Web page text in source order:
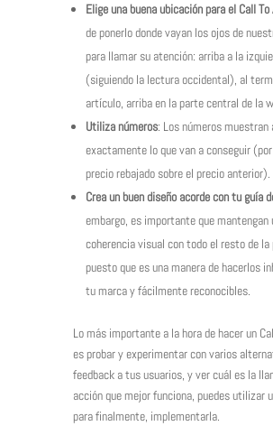
Elige una buena ubicación para el Call
de ponerlo donde vayan los ojos de
para llamar su atención: arriba a la
(siguiendo la lectura occidental), al
artículo, arriba en la parte central de la
Utiliza números: Los números muestran
exactamente lo que van a conseguir
precio rebajado sobre el precio anterior).
Crea un buen diseño acorde con tu guía
embargo, es importante que mantengan
coherencia visual con todo el resto de la
puesto que es una manera de hacerlos
tu marca y fácilmente reconocibles.
Lo más importante a la hora de hacer un
es probar y experimentar con varios
feedback a tus usuarios, y ver cuál es la
acción que mejor funciona, puedes utilizar
para finalmente, implementarla.